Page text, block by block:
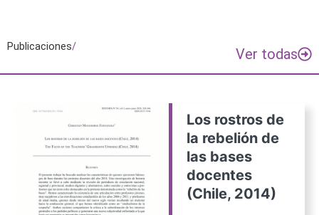
Publicaciones/ Ver todas
Los rostros de
la rebelión de
las bases
docentes
(Chile, 2014)